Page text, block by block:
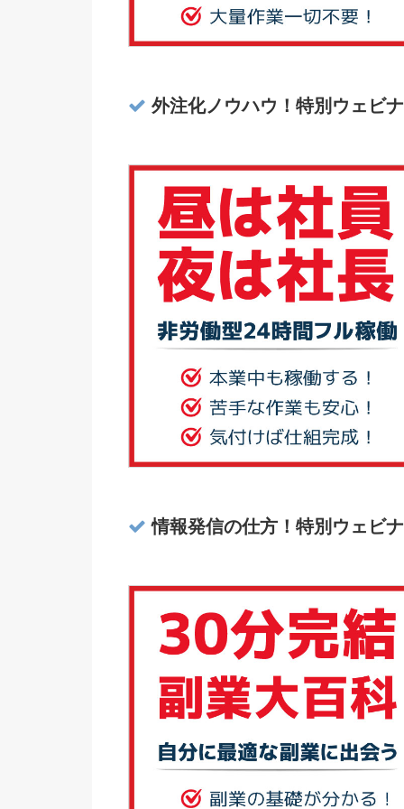
外注化ノウハウ！特別ウェビ
情報発信の仕方！特別ウェビ